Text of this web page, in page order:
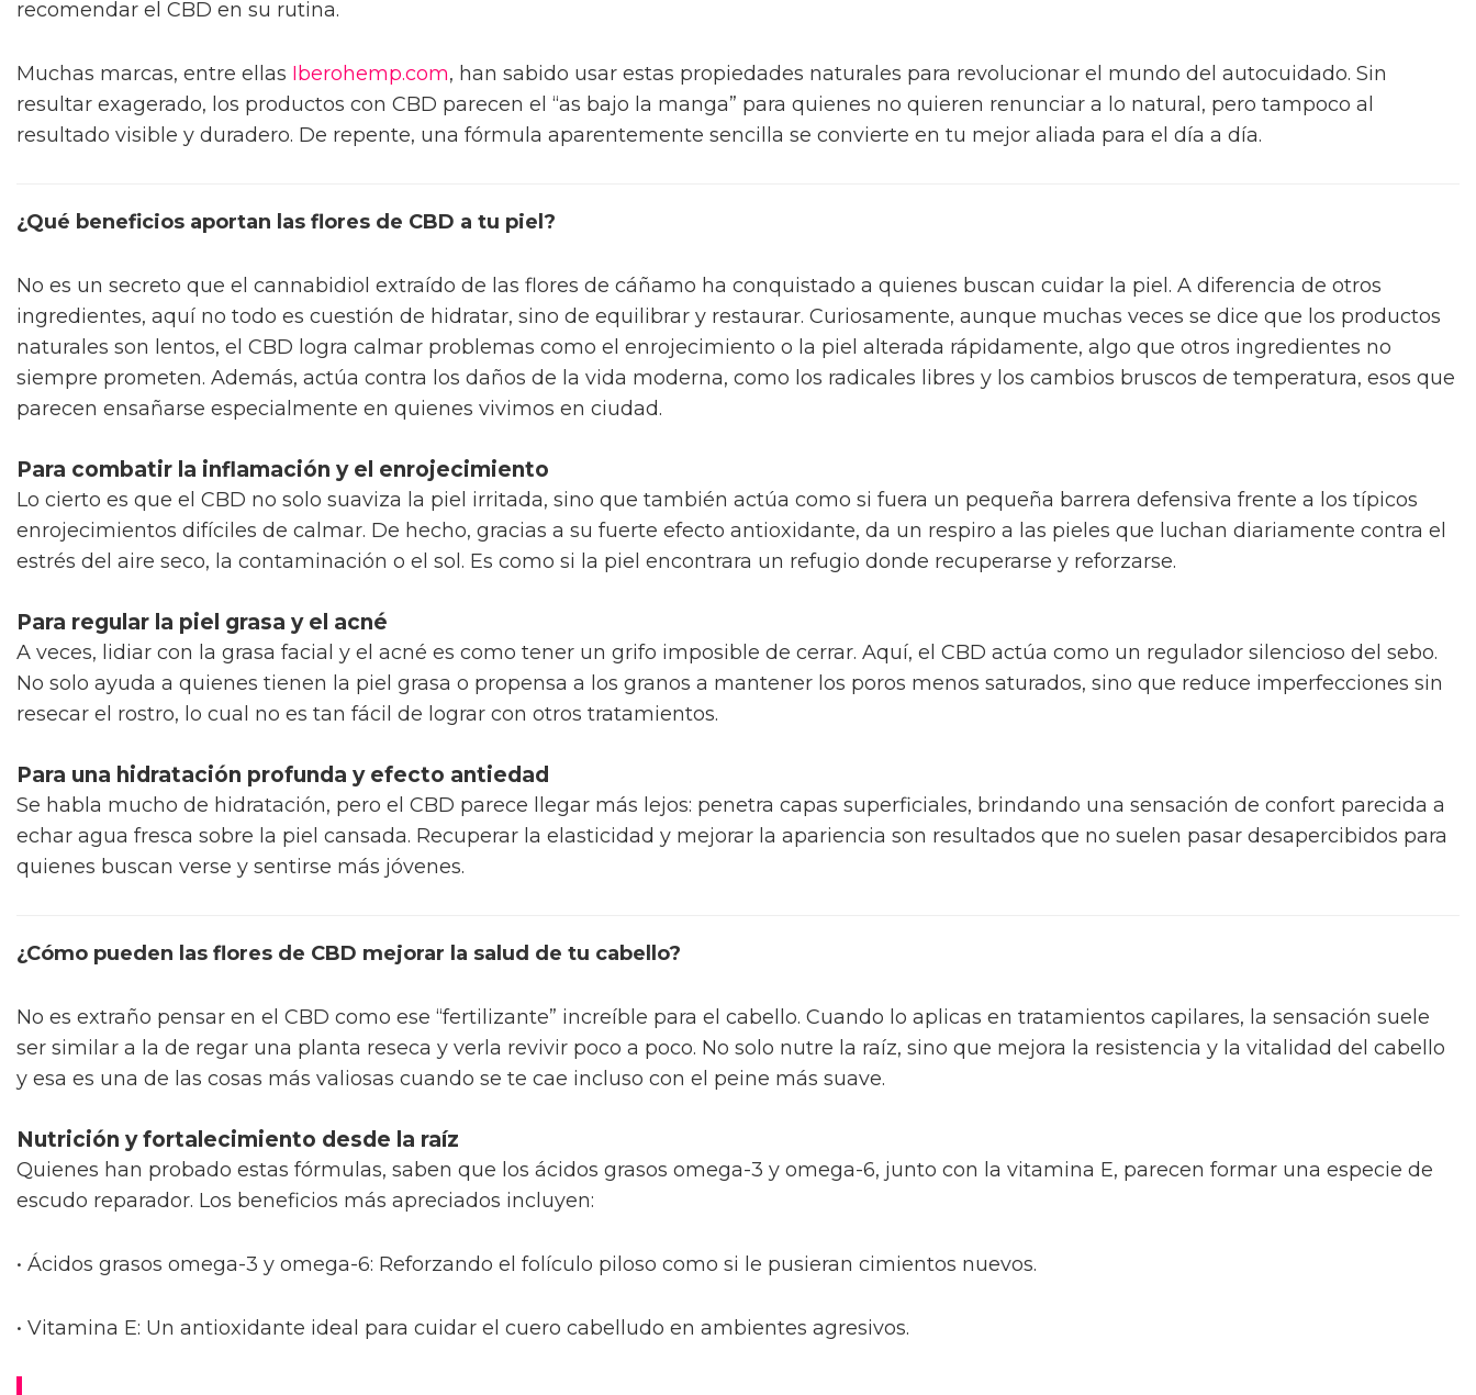
recomendar el CBD en su rutina.
Muchas marcas, entre ellas Iberohemp.com, han sabido usar estas propiedades naturales para revolucionar el mundo del autocuidado. Sin
resultar exagerado, los productos con CBD parecen el “as bajo la manga” para quienes no quieren renunciar a lo natural, pero tampoco al
resultado visible y duradero. De repente, una fórmula aparentemente sencilla se convierte en tu mejor aliada para el día a día.
¿Qué beneficios aportan las flores de CBD a tu piel?
No es un secreto que el cannabidiol extraído de las flores de cáñamo ha conquistado a quienes buscan cuidar la piel. A diferencia de otros
ingredientes, aquí no todo es cuestión de hidratar, sino de equilibrar y restaurar. Curiosamente, aunque muchas veces se dice que los productos
naturales son lentos, el CBD logra calmar problemas como el enrojecimiento o la piel alterada rápidamente, algo que otros ingredientes no
siempre prometen. Además, actúa contra los daños de la vida moderna, como los radicales libres y los cambios bruscos de temperatura, esos que
parecen ensañarse especialmente en quienes vivimos en ciudad.
Para combatir la inflamación y el enrojecimiento
Lo cierto es que el CBD no solo suaviza la piel irritada, sino que también actúa como si fuera un pequeña barrera defensiva frente a los típicos
enrojecimientos difíciles de calmar. De hecho, gracias a su fuerte efecto antioxidante, da un respiro a las pieles que luchan diariamente contra el
estrés del aire seco, la contaminación o el sol. Es como si la piel encontrara un refugio donde recuperarse y reforzarse.
Para regular la piel grasa y el acné
A veces, lidiar con la grasa facial y el acné es como tener un grifo imposible de cerrar. Aquí, el CBD actúa como un regulador silencioso del sebo.
No solo ayuda a quienes tienen la piel grasa o propensa a los granos a mantener los poros menos saturados, sino que reduce imperfecciones sin
resecar el rostro, lo cual no es tan fácil de lograr con otros tratamientos.
Para una hidratación profunda y efecto antiedad
Se habla mucho de hidratación, pero el CBD parece llegar más lejos: penetra capas superficiales, brindando una sensación de confort parecida a
echar agua fresca sobre la piel cansada. Recuperar la elasticidad y mejorar la apariencia son resultados que no suelen pasar desapercibidos para
quienes buscan verse y sentirse más jóvenes.
¿Cómo pueden las flores de CBD mejorar la salud de tu cabello?
No es extraño pensar en el CBD como ese “fertilizante” increíble para el cabello. Cuando lo aplicas en tratamientos capilares, la sensación suele
ser similar a la de regar una planta reseca y verla revivir poco a poco. No solo nutre la raíz, sino que mejora la resistencia y la vitalidad del cabello
y esa es una de las cosas más valiosas cuando se te cae incluso con el peine más suave.
Nutrición y fortalecimiento desde la raíz
Quienes han probado estas fórmulas, saben que los ácidos grasos omega-3 y omega-6, junto con la vitamina E, parecen formar una especie de
escudo reparador. Los beneficios más apreciados incluyen:
• Ácidos grasos omega-3 y omega-6: Reforzando el folículo piloso como si le pusieran cimientos nuevos.
• Vitamina E: Un antioxidante ideal para cuidar el cuero cabelludo en ambientes agresivos.